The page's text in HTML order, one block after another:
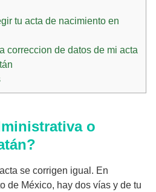
tu acta de nacimiento en
correccion de datos de mi acta
o
se corrigen igual. En
de México, hay dos vías y de tu